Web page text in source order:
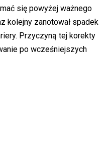
się powyżej ważnego
kolejny zanotował spadek
Przyczyną tej korekty
po wcześniejszych